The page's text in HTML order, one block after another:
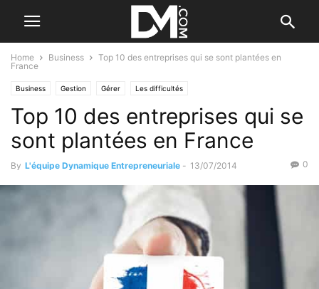
Home Business
Top 10 des entreprises qui se sont plantées en
France
Business Gestion Gérer Les difficultés
Top 10 des entreprises qui se
sont plantées en France
By L'équipe Dynamique Entrepreneuriale - 13/07/2014 0